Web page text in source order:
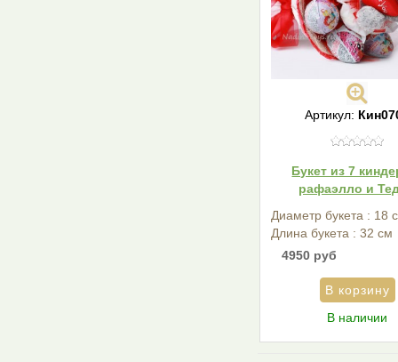
Артикул:
Букет из 7
рафаэлло и
Диаметр букета : 18
Длина букета : 32 см
4950 руб
В наличии